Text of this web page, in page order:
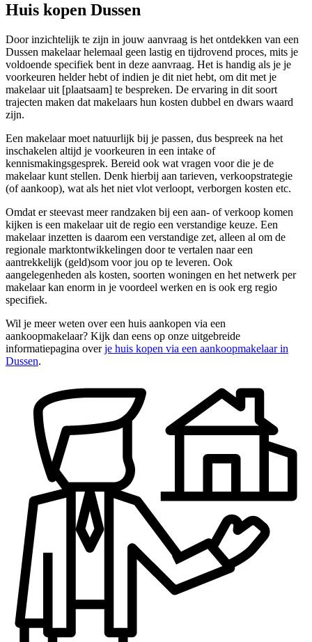
Huis kopen Dussen
Door inzichtelijk te zijn in jouw aanvraag is het ontdekken van een
Dussen makelaar helemaal geen lastig en tijdrovend proces, mits je
voldoende specifiek bent in deze aanvraag. Het is handig als je je
voorkeuren helder hebt of indien je dit niet hebt, om dit met je
makelaar uit [plaatsaam] te bespreken. De ervaring in dit soort
trajecten maken dat makelaars hun kosten dubbel en dwars waard
zijn.
Een makelaar moet natuurlijk bij je passen, dus bespreek na het
inschakelen altijd je voorkeuren in een intake of
kennismakingsgesprek. Bereid ook wat vragen voor die je de
makelaar kunt stellen. Denk hierbij aan tarieven, verkoopstrategie
(of aankoop), wat als het niet vlot verloopt, verborgen kosten etc.
Omdat er steevast meer randzaken bij een aan- of verkoop komen
kijken is een makelaar uit de regio een verstandige keuze. Een
makelaar inzetten is daarom een verstandige zet, alleen al om de
regionale marktontwikkelingen door te vertalen naar een
aantrekkelijk (geld)som voor jou op te leveren. Ook
aangelegenheden als kosten, soorten woningen en het netwerk per
makelaar kan enorm in je voordeel werken en is ook erg regio
specifiek.
Wil je meer weten over een huis aankopen via een
aankoopmakelaar? Kijk dan eens op onze uitgebreide
informatiepagina overje huis kopen via een aankoopmakelaar in
Dussen.